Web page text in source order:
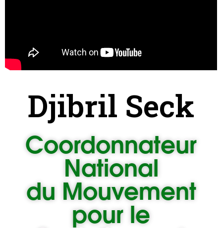
Djibril Seck
Coordonnateur
National
du Mouvement
pour le